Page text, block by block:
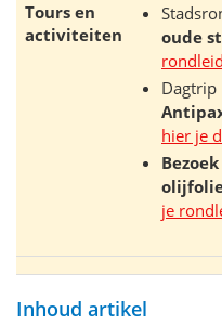
Tours en
activiteiten
oude
Dagtrip
hier je
je
Inhoud artikel